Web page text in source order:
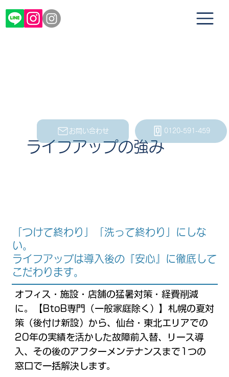
ライフアップの強み
「つけて終わり」「洗って終わり」にしな
い。
ライフアップは導入後の『安心』に徹底して
こだわります。
オフィス・施設・店舗の猛暑対策・経費削減
に。【BtoB専門（一般家庭除く）】札幌の夏対
策（後付け新設）から、仙台・東北エリアでの
20年の実績を活かした故障前入替、リース導
入、その後のアフターメンテナンスまで1つの
窓口で一括解決します。
お問い合わせ 0120-591-459